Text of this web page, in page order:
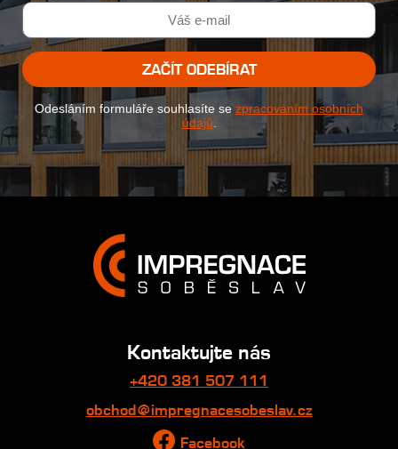
ZAČÍT ODEBÍRAT
Odesláním formuláře souhlasíte se zpracováním osobních
údajů
Kontaktujte nás
+420 381 507 111
obchod@impregnacesobeslav.cz
Facebook